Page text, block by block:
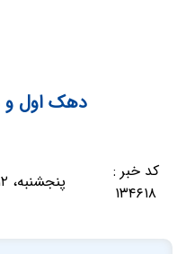
دهک اول و
کد خبر :
۱۳۴۶۱۸
پنجشنبه، ۱۲ تیر ۱۴۰۴ - ۰۸:۰۲:۴۴